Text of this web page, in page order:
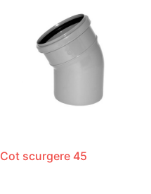
Cot scurgere 45